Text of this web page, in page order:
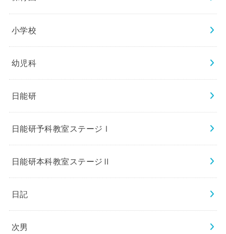
小学校
幼児科
日能研
日能研予科教室ステージⅠ
日能研本科教室ステージⅡ
日記
次男